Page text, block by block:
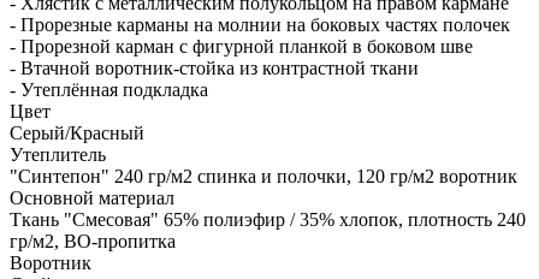
- Прорезные карманы на молнии на боковых частях полочек
- Прорезной карман с фигурной планкой в боковом шве
- Втачной воротник-стойка из контрастной ткани
- Утеплённая подкладка
Цвет
Серый/Красный
Утеплитель
"Синтепон" 240 гр/м2 спинка и полочки, 120 гр/м2 воротник
Основной материал
Ткань "Смесовая" 65% полиэфир / 35% хлопок, плотность 240
гр/м2, ВО-пропитка
Воротник